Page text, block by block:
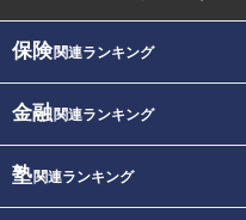
保険関連ランキング
金融関連ランキング
塾関連ランキング